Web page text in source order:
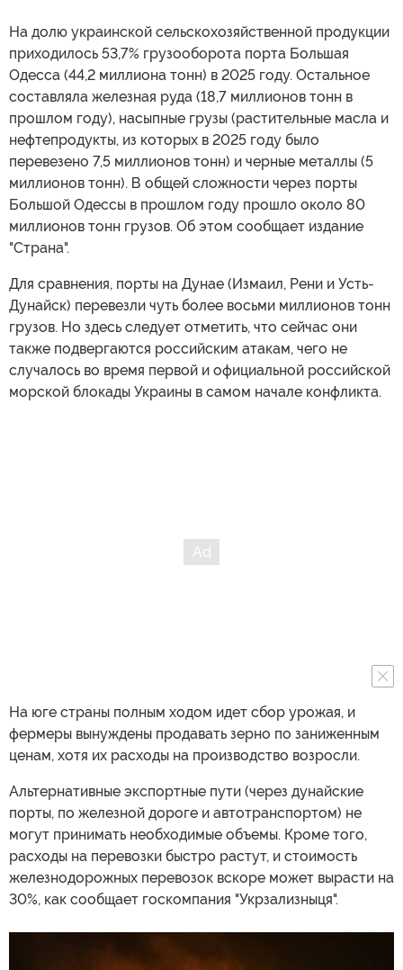
На долю украинской сельскохозяйственной продукции
приходилось 53,7% грузооборота порта Большая
Одесса (44,2 миллиона тонн) в 2025 году. Остальное
составляла железная руда (18,7 миллионов тонн в
прошлом году), насыпные грузы (растительные масла и
нефтепродукты, из которых в 2025 году было
перевезено 7,5 миллионов тонн) и черные металлы (5
миллионов тонн). В общей сложности через порты
Большой Одессы в прошлом году прошло около 80
миллионов тонн грузов. Об этом сообщает издание
"Страна".
Для сравнения, порты на Дунае (Измаил, Рени и Усть-
Дунайск) перевезли чуть более восьми миллионов тонн
грузов. Но здесь следует отметить, что сейчас они
также подвергаются российским атакам, чего не
случалось во время первой и официальной российской
морской блокады Украины в самом начале конфликта.
На юге страны полным ходом идет сбор урожая, и
фермеры вынуждены продавать зерно по заниженным
ценам, хотя их расходы на производство возросли.
Альтернативные экспортные пути (через дунайские
порты, по железной дороге и автотранспортом) не
могут принимать необходимые объемы. Кроме того,
расходы на перевозки быстро растут, и стоимость
железнодорожных перевозок вскоре может вырасти на
30%, как сообщает госкомпания "Укрзализныця".